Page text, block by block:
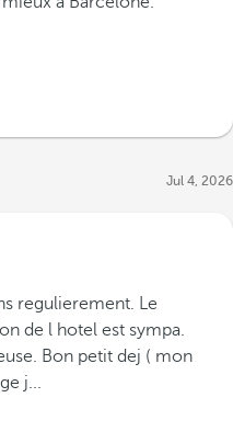
Jul 4, 2026
regulierement. Le
de l hotel est sympa.
Bon petit dej ( mon
j...